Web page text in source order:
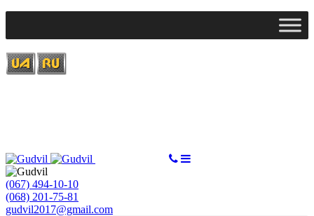
(067) 494-10-10
(068) 201-75-81
gudvil2017@gmail.com